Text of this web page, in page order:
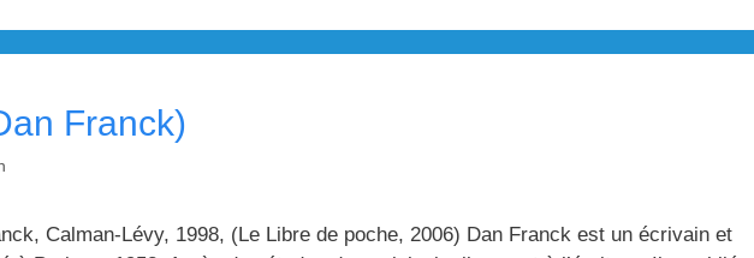
Franck)
Calman-Lévy, 1998, (Le Libre de poche, 2006) Dan Franck est un écrivain et